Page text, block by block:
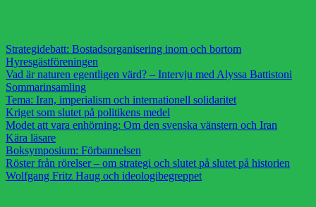
Strategidebatt: Bostadsorganisering inom och bortom
Hyresgästföreningen
Vad är naturen egentligen värd? – Intervju med Alyssa Battistoni
Sommarinsamling
Tema: Iran, imperialism och internationell solidaritet
Kriget som slutet på politikens medel
Modet att vara enhörning: Om den svenska vänstern och Iran
Kära läsare
Boksymposium: Förbannelsen
Röster från rörelser – om strategi och slutet på slutet på historien
Wolfgang Fritz Haug och ideologibegreppet